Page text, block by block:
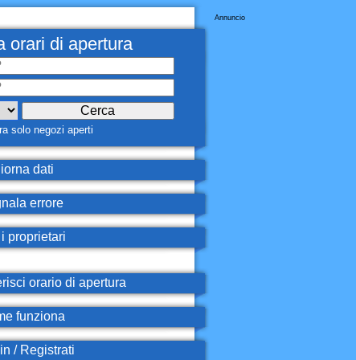
Annuncio
orari di apertura
solo negozi aperti
dati
errore
proprietari
orario di apertura
funziona
/ Registrati